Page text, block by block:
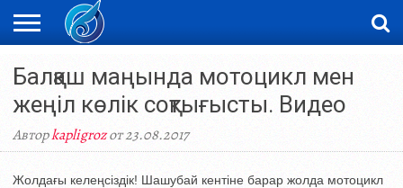
НОВОСТИ
ВИДЕО
ФОТОРЕПОРТАЖИ
ОРКЕН
LIVETV
Балқаш маңында мотоцикл мен
жеңіл көлік соқтығысты. Видео
Авторkapligrozот 23.08.2017
Жолдағы келеңсіздік! Шашубай кентіне барар жолда мотоцикл